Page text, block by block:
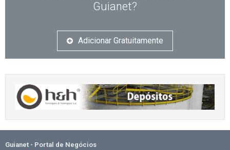
Guianet?
Adicionar Gratuitamente
Guianet - Portal de Negócios